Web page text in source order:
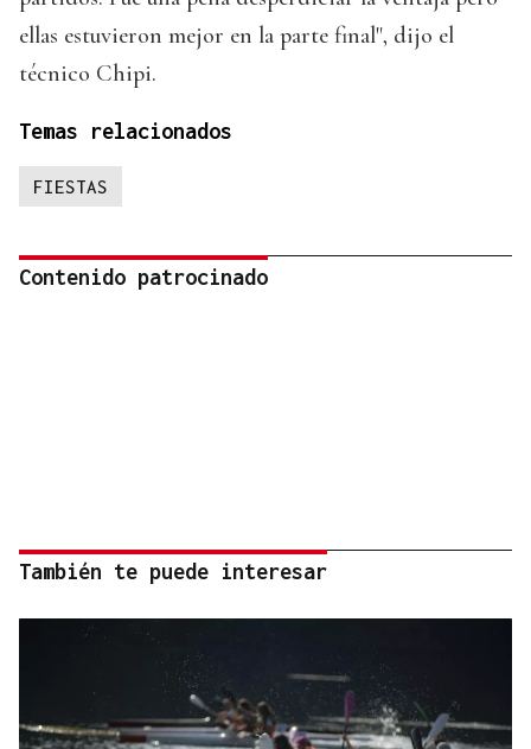
ellas estuvieron mejor en la parte final", dijo el
técnico Chipi.
Temas relacionados
FIESTAS
Contenido patrocinado
También te puede interesar